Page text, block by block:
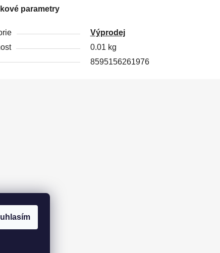
parametry
Výprodej
0.01 kg
8595156261976